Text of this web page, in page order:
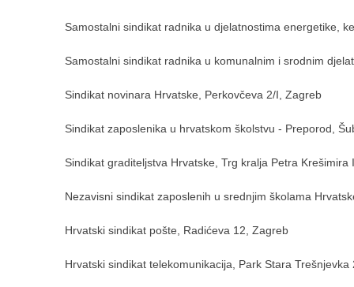
Samostalni sindikat radnika u djelatnostima energetike,
Samostalni sindikat radnika u komunalnim i srodnim
Sindikat novinara Hrvatske, Perkovčeva 2/I, Zagreb
Sindikat zaposlenika u hrvatskom školstvu - Preporod,
Sindikat graditeljstva Hrvatske, Trg kralja Petra Krešimira
Nezavisni sindikat zaposlenih u srednjim školama
Hrvatski sindikat pošte, Radićeva 12, Zagreb
Hrvatski sindikat telekomunikacija, Park Stara Trešnjevka